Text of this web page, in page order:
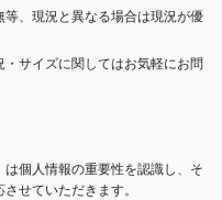
、現況と異なる場合は現況が優
サイズに関してはお気軽にお問
個人情報の重要性を認識し、そ
せていただきます。